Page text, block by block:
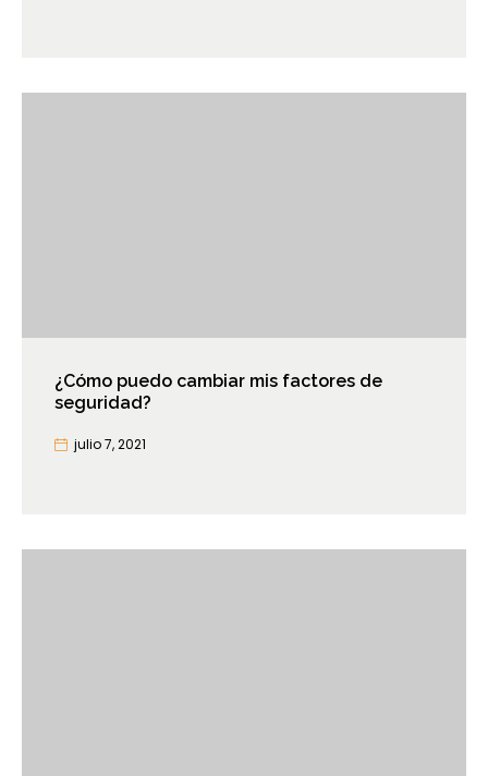
¿Cómo puedo cambiar mis factores de
seguridad?
julio 7, 2021